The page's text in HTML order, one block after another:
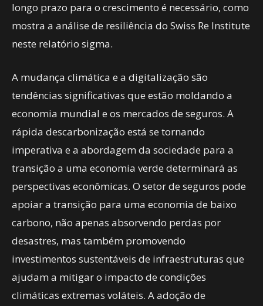
longo prazo para o crescimento é necessário, como
mostra a análise de resiliência do Swiss Re Institute
neste relatório sigma.
A mudança climática e a digitalização são
tendências significativas que estão moldando a
economia mundial e os mercados de seguros. A
rápida descarbonização está se tornando
imperativa e a abordagem da sociedade para a
transição a uma economia verde determinará as
perspectivas econômicas. O setor de seguros pode
apoiar a transição para uma economia de baixo
carbono, não apenas absorvendo perdas por
desastres, mas também promovendo
investimentos sustentáveis de infraestruturas que
ajudam a mitigar o impacto de condições
climáticas extremas voláteis. A adoção de